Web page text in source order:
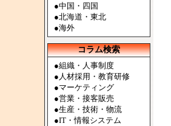
●中国・四国
●北海道・東北
●海外
コラム検索
●組織・人事制度
●人材採用・教育研修
●マーケティング
●営業・接客販売
●生産・技術・物流
●IT・情報システム